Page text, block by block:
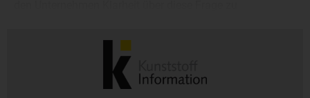
Informationen bereit.